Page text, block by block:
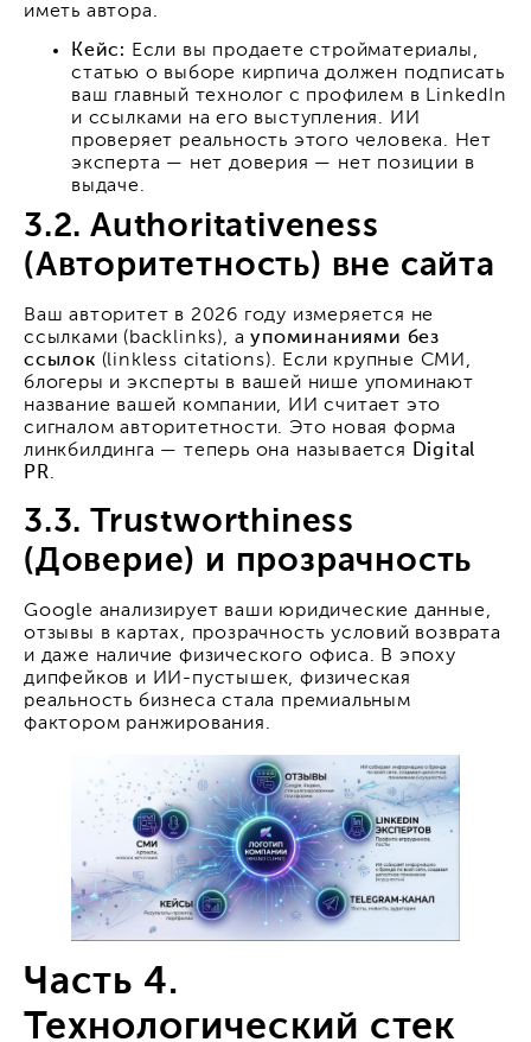
иметь автора.
Кейс: Если вы продаете стройматериалы,
статью о выборе кирпича должен подписать
ваш главный технолог с профилем в LinkedIn
и ссылками на его выступления. ИИ
проверяет реальность этого человека. Нет
эксперта — нет доверия — нет позиции в
выдаче.
3.2. Authoritativeness
(Авторитетность) вне сайта
Ваш авторитет в 2026 году измеряется не
ссылками (backlinks), аупоминаниями без
ссылок (linkless citations). Если крупные СМИ,
блогеры и эксперты в вашей нише упоминают
название вашей компании, ИИ считает это
сигналом авторитетности. Это новая форма
линкбилдинга — теперь она называется Digital
PR.
3.3. Trustworthiness
(Доверие) и прозрачность
Google анализирует ваши юридические данные,
отзывы в картах, прозрачность условий возврата
и даже наличие физического офиса. В эпоху
дипфейков и ИИ-пустышек, физическая
реальность бизнеса стала премиальным
фактором ранжирования.
Часть 4.
Технологический стек